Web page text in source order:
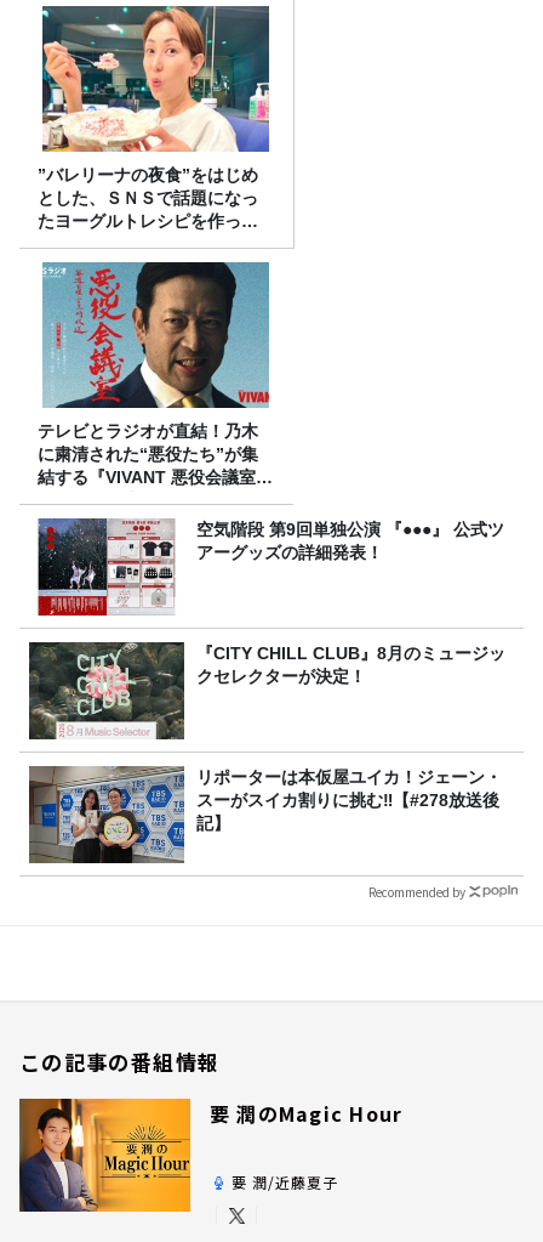
”バレリーナの夜食”をはじめ
とした、ＳＮＳで話題になっ
たヨーグルトレシピを作って
みた！
テレビとラジオが直結！乃木
に粛清された“悪役たち”が集
結する『VIVANT 悪役会議室』
7/26(日)23時スタート！
空気階段 第9回単独公演 『●●●』 公式ツ
アーグッズの詳細発表！
『CITY CHILL CLUB』8月のミュージッ
クセレクターが決定！
リポーターは本仮屋ユイカ！ジェーン・
スーがスイカ割りに挑む‼【#278放送後
記】
Recommended by
この記事の番組情報
要 潤のMagic Hour
要 潤/近藤夏子